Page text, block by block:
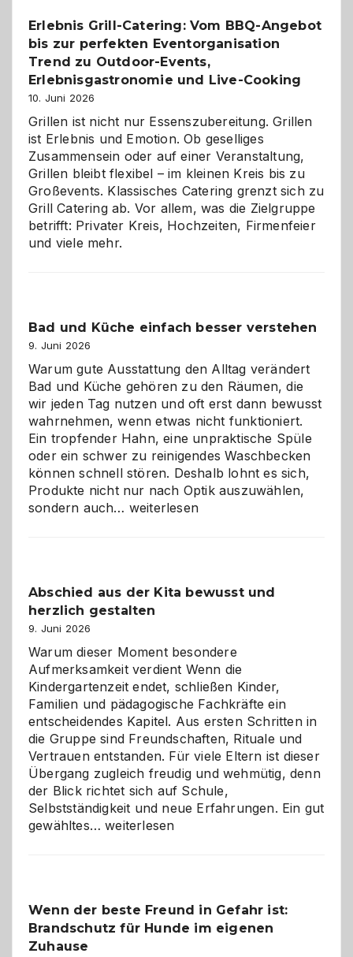
Gelegenheit,
neue
zu
Erlebnis Grill-Catering: Vom BBQ-Angebot
bis zur perfekten Eventorganisation
Trend zu Outdoor-Events,
Erlebnisgastronomie und Live-Cooking
10. Juni 2026
Grillen ist nicht nur Essenszubereitung. Grillen
ist Erlebnis und Emotion. Ob geselliges
Zusammensein oder auf einer Veranstaltung,
Grillen bleibt flexibel – im kleinen Kreis bis zu
Großevents. Klassisches Catering grenzt sich zu
Grill Catering ab. Vor allem, was die Zielgruppe
betrifft: Privater Kreis, Hochzeiten, Firmenfeier
und viele mehr.
Bad und Küche einfach besser verstehen
9. Juni 2026
Warum gute Ausstattung den Alltag verändert
Bad und Küche gehören zu den Räumen, die
wir jeden Tag nutzen und oft erst dann bewusst
wahrnehmen, wenn etwas nicht funktioniert.
Ein tropfender Hahn, eine unpraktische Spüle
oder ein schwer zu reinigendes Waschbecken
können schnell stören. Deshalb lohnt es sich,
Produkte nicht nur nach Optik auszuwählen,
sondern auch… Bad
verstehen
weiterlesen
Abschied aus der Kita bewusst und
herzlich gestalten
9. Juni 2026
Warum dieser Moment besondere
Aufmerksamkeit verdient Wenn die
Kindergartenzeit endet, schließen Kinder,
Familien und pädagogische Fachkräfte ein
entscheidendes Kapitel. Aus ersten Schritten in
die Gruppe sind Freundschaften, Rituale und
Vertrauen entstanden. Für viele Eltern ist dieser
Übergang zugleich freudig und wehmütig, denn
der Blick richtet sich auf Schule,
Selbstständigkeit und neue Erfahrungen. Ein gut
gewähltes…Abschied
und
herzlich
weiterlesen
Wenn der beste Freund in Gefahr ist:
Brandschutz für Hunde im eigenen
Zuhause